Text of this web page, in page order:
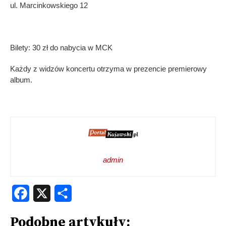
ul. Marcinkowskiego 12
Bilety: 30 zł do nabycia w MCK
Każdy z widzów koncertu otrzyma w prezencie premierowy
album.
admin
Facebook
Podobne artykuły: